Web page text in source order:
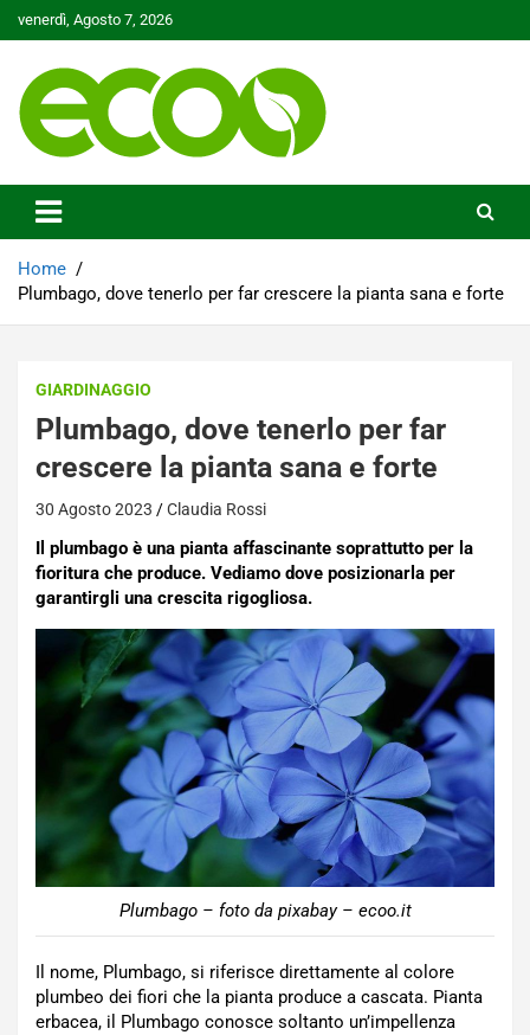
to
venerdì, Agosto 7, 2026
Ecoo.it
Home
Plumbago, dove tenerlo per far crescere la pianta sana e forte
GIARDINAGGIO
Plumbago, dove tenerlo per far
crescere la pianta sana e forte
30 Agosto 2023 Claudia Rossi
Il plumbago è una pianta affascinante soprattutto per la
fioritura che produce. Vediamo dove posizionarla per
garantirgli una crescita rigogliosa.
Plumbago – foto da pixabay – ecoo.it
Il nome, Plumbago, si riferisce direttamente al colore
plumbeo dei fiori che la pianta produce a cascata. Pianta
erbacea, il Plumbago conosce soltanto un’impellenza